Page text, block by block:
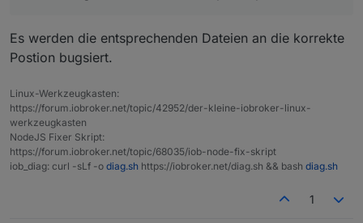
Es werden die entsprechenden Dateien an die korrekte
Postion bugsiert.
Linux-Werkzeugkasten:
https://forum.iobroker.net/topic/42952/der-kleine-iobroker-linux-
werkzeugkasten
NodeJS Fixer Skript:
https://forum.iobroker.net/topic/68035/iob-node-fix-skript
iob_diag: curl -sLf -o diag.sh https://iobroker.net/diag.sh && bash diag.sh
1